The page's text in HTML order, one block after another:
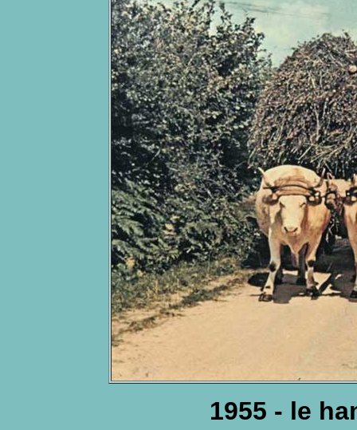
1955 - le